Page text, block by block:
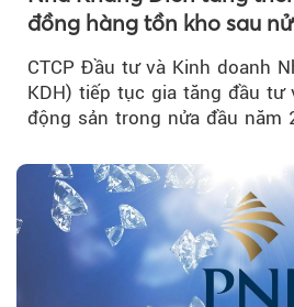
đồng hàng tồn kho sau
CTCP Đầu tư và Kinh doanh
KDH) tiếp tục gia tăng đầu tư
động sản trong nửa đầu năm